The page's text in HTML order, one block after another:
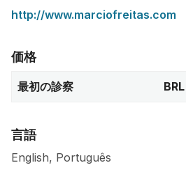
http://www.marciofreitas.com
価格
最初の診察
言語
English, Português